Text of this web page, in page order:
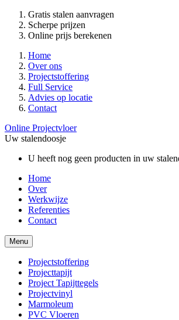
Gratis stalen aanvragen
Scherpe prijzen
Online prijs berekenen
Home
Over ons
Projectstoffering
Full Service
Advies op locatie
Contact
Online Projectvloer
Uw stalendoosje
U heeft nog geen producten in uw
Home
Over
Werkwijze
Referenties
Contact
Menu
Projectstoffering
Projecttapijt
Project Tapijttegels
Projectvinyl
Marmoleum
PVC Vloeren